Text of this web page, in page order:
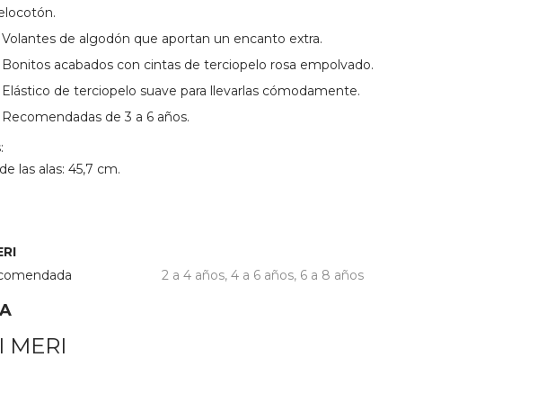
Volantes de algodón que aportan un encanto extra.
Bonitos acabados con cintas de terciopelo rosa empolvado.
Elástico de terciopelo suave para llevarlas cómodamente.
Recomendadas de 3 a 6 años.
las alas: 45,7 cm.
2 a 4 años, 4 a 6 años, 6 a 8 años
MERI